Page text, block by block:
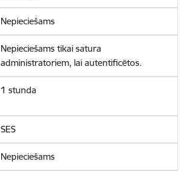
Nepieciešams
Nepieciešams tikai satura
administratoriem, lai autentificētos.
1 stunda
SES
Nepieciešams